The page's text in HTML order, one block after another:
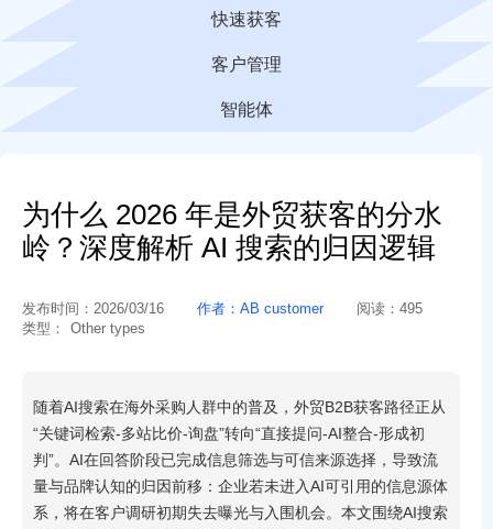
快速获客
客户管理
智能体
为什么 2026 年是外贸获客的分水
岭？深度解析 AI 搜索的归因逻辑
发布时间： 2026/03/16 作者： AB customer 阅读： 495
类型：
Other types
随着AI搜索在海外采购人群中的普及，外贸B2B获客路径正从
“关键词检索-多站比价-询盘”转向“直接提问-AI整合-形成初
判”。AI在回答阶段已完成信息筛选与可信来源选择，导致流
量与品牌认知的归因前移：企业若未进入AI可引用的信息源体
系，将在客户调研初期失去曝光与入围机会。本文围绕AI搜索